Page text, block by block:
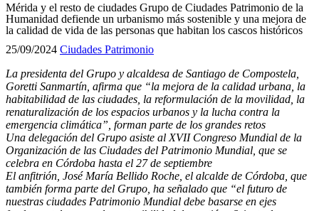
Mérida y el resto de ciudades Grupo de Ciudades Patrimonio de la
Humanidad defiende un urbanismo más sostenible y una mejora de
la calidad de vida de las personas que habitan los cascos históricos
25/09/2024 Ciudades Patrimonio
La presidenta del Grupo y alcaldesa de Santiago de Compostela,
Goretti Sanmartín, afirma que “la mejora de la calidad urbana, la
habitabilidad de las ciudades, la reformulación de la movilidad, la
renaturalización de los espacios urbanos y la lucha contra la
emergencia climática”, forman parte de los grandes retos
Una delegación del Grupo asiste al XVII Congreso Mundial de la
Organización de las Ciudades del Patrimonio Mundial, que se
celebra en Córdoba hasta el 27 de septiembre
El anfitrión, José María Bellido Roche, el alcalde de Córdoba, que
también forma parte del Grupo, ha señalado que “el futuro de
nuestras ciudades Patrimonio Mundial debe basarse en ejes